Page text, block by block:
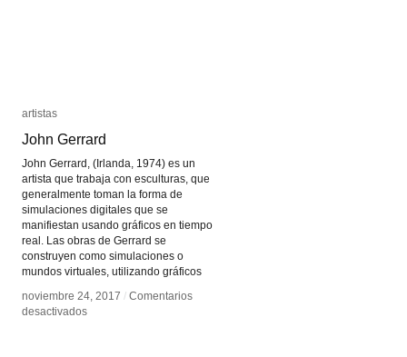
artistas
John Gerrard
John Gerrard, (Irlanda, 1974) es un
artista que trabaja con esculturas, que
generalmente toman la forma de
simulaciones digitales que se
manifiestan usando gráficos en tiempo
real. Las obras de Gerrard se
construyen como simulaciones o
mundos virtuales, utilizando gráficos
noviembre 24, 2017 / Comentarios
desactivadosen
artistas
John Gerrard
noviembre 24, 2017 / Comentarios
desactivadosen